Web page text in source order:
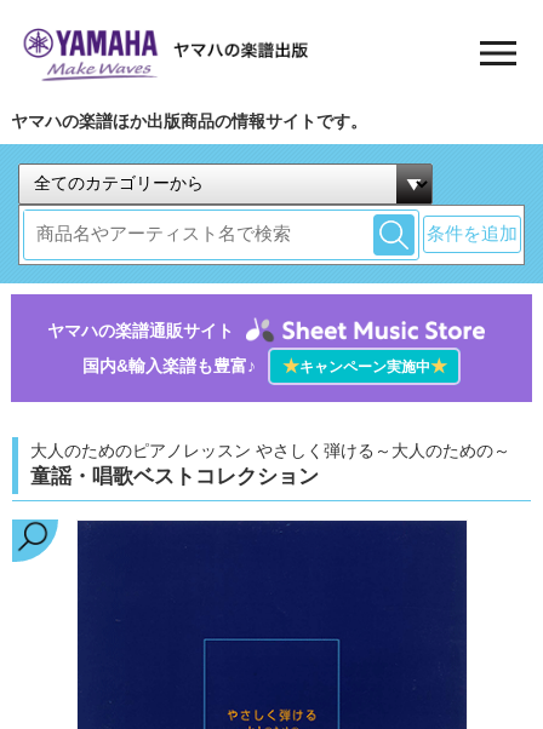
ヤマハの楽譜ほか出版商品の情報サイトです。
条件を追加
ヤマハの楽譜通販サイト
国内&輸入楽譜も豊富♪
★キャンペーン実施中★
大人のためのピアノレッスン やさしく弾ける～大人のための～
童謡・唱歌ベストコレクション